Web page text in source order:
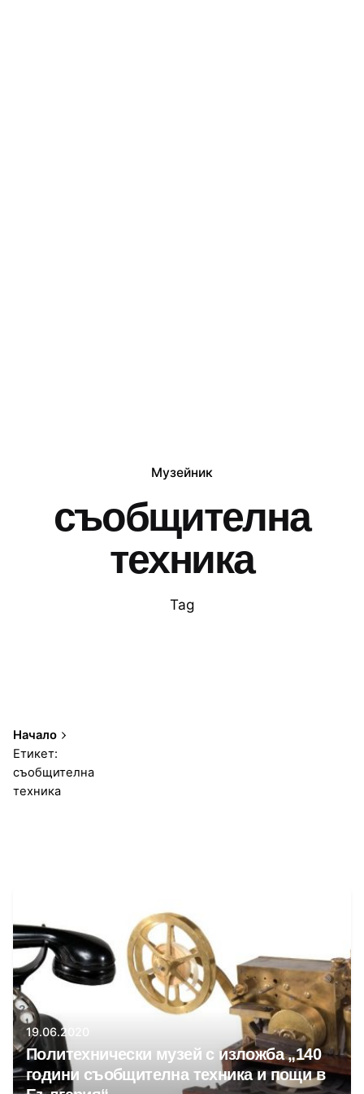
Музейник
съобщителна
техника
Tag
Начало
Етикет:
съобщителна
техника
19.06.2020
Политехнически музей с изложба „140
години съобщителна техника и пощи в